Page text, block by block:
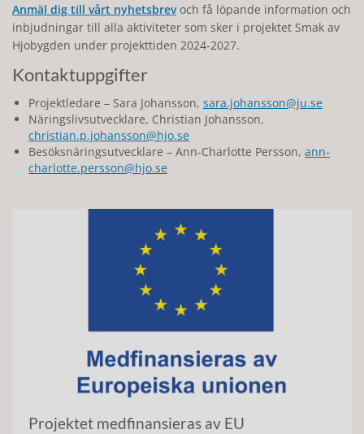
Anmäl dig till vårt nyhetsbrevoch få löpande information och
inbjudningar till alla aktiviteter som sker i projektet Smak av
Hjobygden under projekttiden 2024-2027.
Kontaktuppgifter
Projektledare – Sara Johansson, sara.johansson@ju.se
Näringslivsutvecklare, Christian Johansson,
christian.p.johansson@hjo.se
Besöksnäringsutvecklare – Ann-Charlotte Persson, ann-
charlotte.persson@hjo.se
Projektet medfinansieras av EU